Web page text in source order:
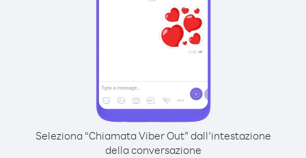
Seleziona “Chiamata Viber Out” dall’intestazione
della conversazione